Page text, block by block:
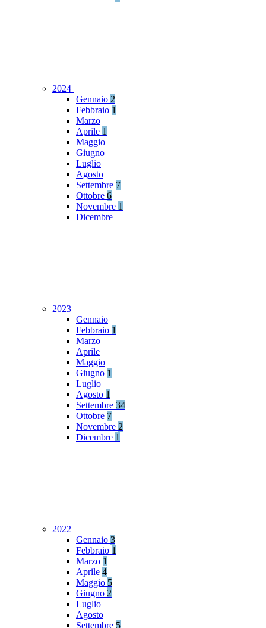
2024
Gennaio 2
Febbraio 1
Marzo
Aprile 1
Maggio
Giugno
Luglio
Agosto
Settembre 7
Ottobre 6
Novembre 1
Dicembre
2023
Gennaio
Febbraio 1
Marzo
Aprile
Maggio
Giugno 1
Luglio
Agosto 1
Settembre 34
Ottobre 7
Novembre 2
Dicembre 1
2022
Gennaio 3
Febbraio 1
Marzo 1
Aprile 4
Maggio 5
Giugno 2
Luglio
Agosto
Settembre 5